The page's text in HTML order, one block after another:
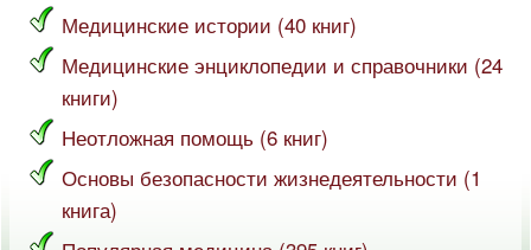
Медицинские истории (40 книг)
Медицинские энциклопедии и справочники (24
книги)
Неотложная помощь (6 книг)
Основы безопасности жизнедеятельности (1
книга)